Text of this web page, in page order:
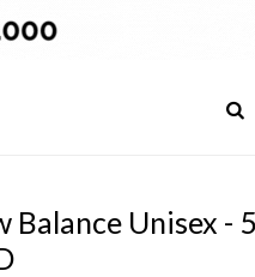
Balance Unisex -